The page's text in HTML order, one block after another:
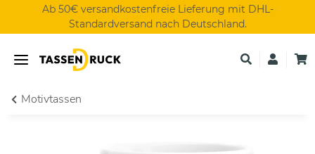
Ab 50€ versandkostenfreie Lieferung mit DHL-
Standardversand nach Deutschland.
Motivtassen